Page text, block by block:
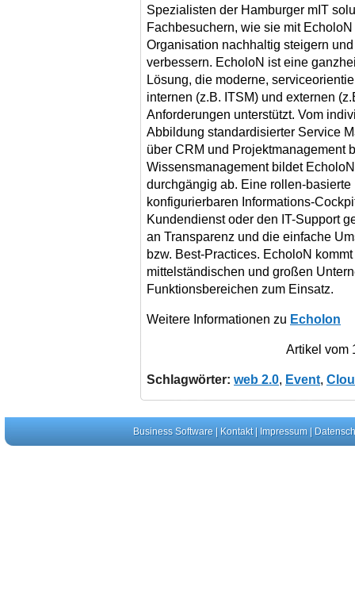
Spezialisten der Hamburger mIT
Fachbesuchern, wie sie mit
Organisation nachhaltig steigern
verbessern. EcholoN ist eine
Lösung, die moderne,
internen (z.B. ITSM) und externen
Anforderungen unterstützt. Vom
Abbildung standardisierter Service
über CRM und Projektmanagement
Wissensmanagement bildet
durchgängig ab. Eine rollen-
konfigurierbaren Informations-
Kundendienst oder den IT-Support
an Transparenz und die einfache
bzw. Best-Practices. EcholoN
mittelständischen und großen
Funktionsbereichen zum Einsatz.
Weitere Informationen zu Echolon
Artikel vom
Schlagwörter: web 2.0, Event,
Business Software| Kontakt| Impressum|